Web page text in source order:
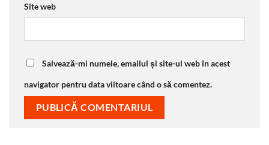
Site web
Salvează-mi numele, emailul și site-ul web în acest
navigator pentru data viitoare când o să comentez.